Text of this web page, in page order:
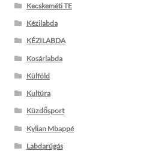
Kecskeméti TE
Kézilabda
KÉZILABDA
Kosárlabda
Külföld
Kultúra
Küzdősport
Kylian Mbappé
Labdarúgás